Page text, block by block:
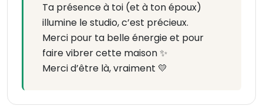
Ta présence à toi (et à ton époux)
illumine le studio, c’est précieux.
Merci pour ta belle énergie et pour
faire vibrer cette maison ✨
Merci d’être là, vraiment 💛